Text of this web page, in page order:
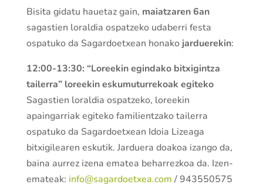
Bisita gidatu hauetaz gain, maiatzaren 6an
sagastien loraldia ospatzeko udaberri festa
ospatuko da Sagardoetxean honakojarduerekin:
12:00-13:30: “Loreekin egindako bitxigintza
tailerra” loreekin eskumuturrekoak egiteko
Sagastien loraldia ospatzeko, loreekin
apaingarriak egiteko familientzako tailerra
ospatuko da Sagardoetxean Idoia Lizeaga
bitxigilearen eskutik. Jarduera doakoa izango da,
baina aurrez izena ematea beharrezkoa da. Izen-
emateak: info@sagardoetxea.com / 943550575